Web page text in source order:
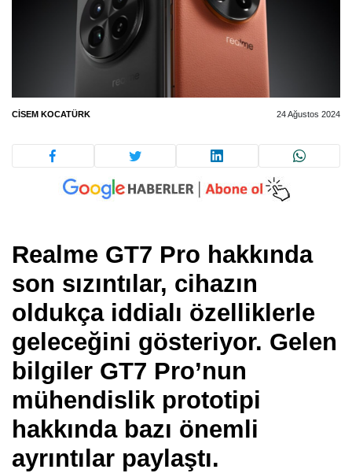
CISEM KOCATÜRK 24 Ağustos 2024
Realme GT7 Pro hakkında
son sızıntılar, cihazın
oldukça iddialı özelliklerle
geleceğini gösteriyor. Gelen
bilgiler GT7 Pro’nun
mühendislik prototipi
hakkında bazı önemli
ayrıntılar paylaştı.